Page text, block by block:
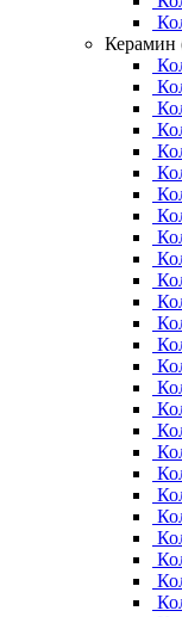
Керамин